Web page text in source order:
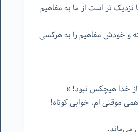
تر است از ما به مفاهیم
و خودش مفاهیم را به هرکسی
خدا هیچکس نبود! »
موقتی ام. خوابی کوتاه!